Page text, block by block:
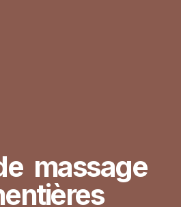
massage